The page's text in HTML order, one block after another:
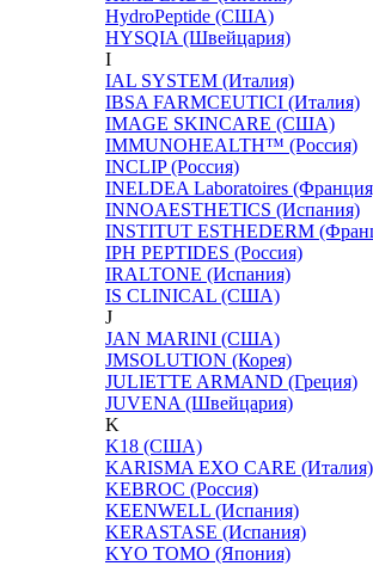
HydroPeptide (США)
HYSQIA (Швейцария)
I
IAL SYSTEM (Италия)
IBSA FARMCEUTICI (Италия)
IMAGE SKINCARE (США)
IMMUNOHEALTH™ (Россия)
INCLIP (Россия)
INELDEA Laboratoires
INNOAESTHETICS (Испания)
INSTITUT ESTHEDERM
IPH PEPTIDES (Россия)
IRALTONE (Испания)
IS CLINICAL (США)
J
JAN MARINI (США)
JMSOLUTION (Корея)
JULIETTE ARMAND (Греция)
JUVENA (Швейцария)
K
K18 (США)
KARISMA EXO CARE (Италия)
KEBROC (Россия)
KEENWELL (Испания)
KERASTASE (Испания)
KYO TOMO (Япония)